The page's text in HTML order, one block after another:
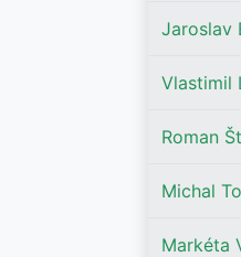
Jaroslav
Vlastimil
Roman
Michal
Markéta